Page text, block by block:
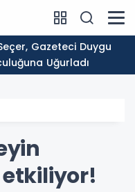
Uğurladı
etkiliyor!